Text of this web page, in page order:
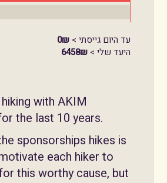
עד היום גייסתי >0₪
היעד שלי >6458₪
with AKIM
the last 10 years.
sponsorships hikes is
each hiker to
this worthy cause, but